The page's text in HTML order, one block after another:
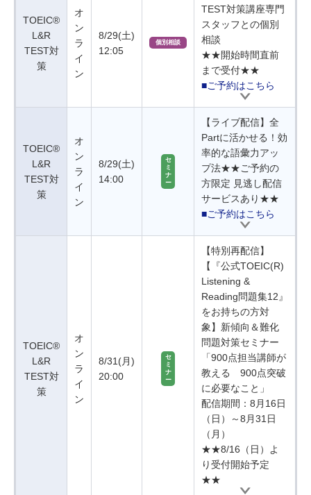
TOEIC®
L&R
TEST対
策
オ
ン
ラ
イ
ン
8/29(土)
12:05
個別相談
TEST対策講座専門
スタッフとの個別
相談
★★開始時間直前
まで受付★★
■ご予約はこちら
TOEIC®
L&R
TEST対
策
オ
ン
ラ
イ
ン
8/29(土)
14:00
セ
ミ
ナ
ー
【ライブ配信】全
Partに活かせる！効
率的な語彙力アッ
プ法★★ご予約の
方限定 見逃し配信
サービスあり★★
■ご予約はこちら
TOEIC®
L&R
TEST対
策
オ
ン
ラ
イ
ン
8/31(月)
20:00
セ
ミ
ナ
ー
【特別再配信】
【『公式TOEIC(R)
Listening &
Reading問題集12』
をお持ちの方対
象】新傾向＆難化
問題対策セミナー
「900点担当講師が
教える 900点突破
に必要なこと」
配信期間：8月16日
（日）～8月31日
（月）
★★8/16（日）よ
り受付開始予定
★★